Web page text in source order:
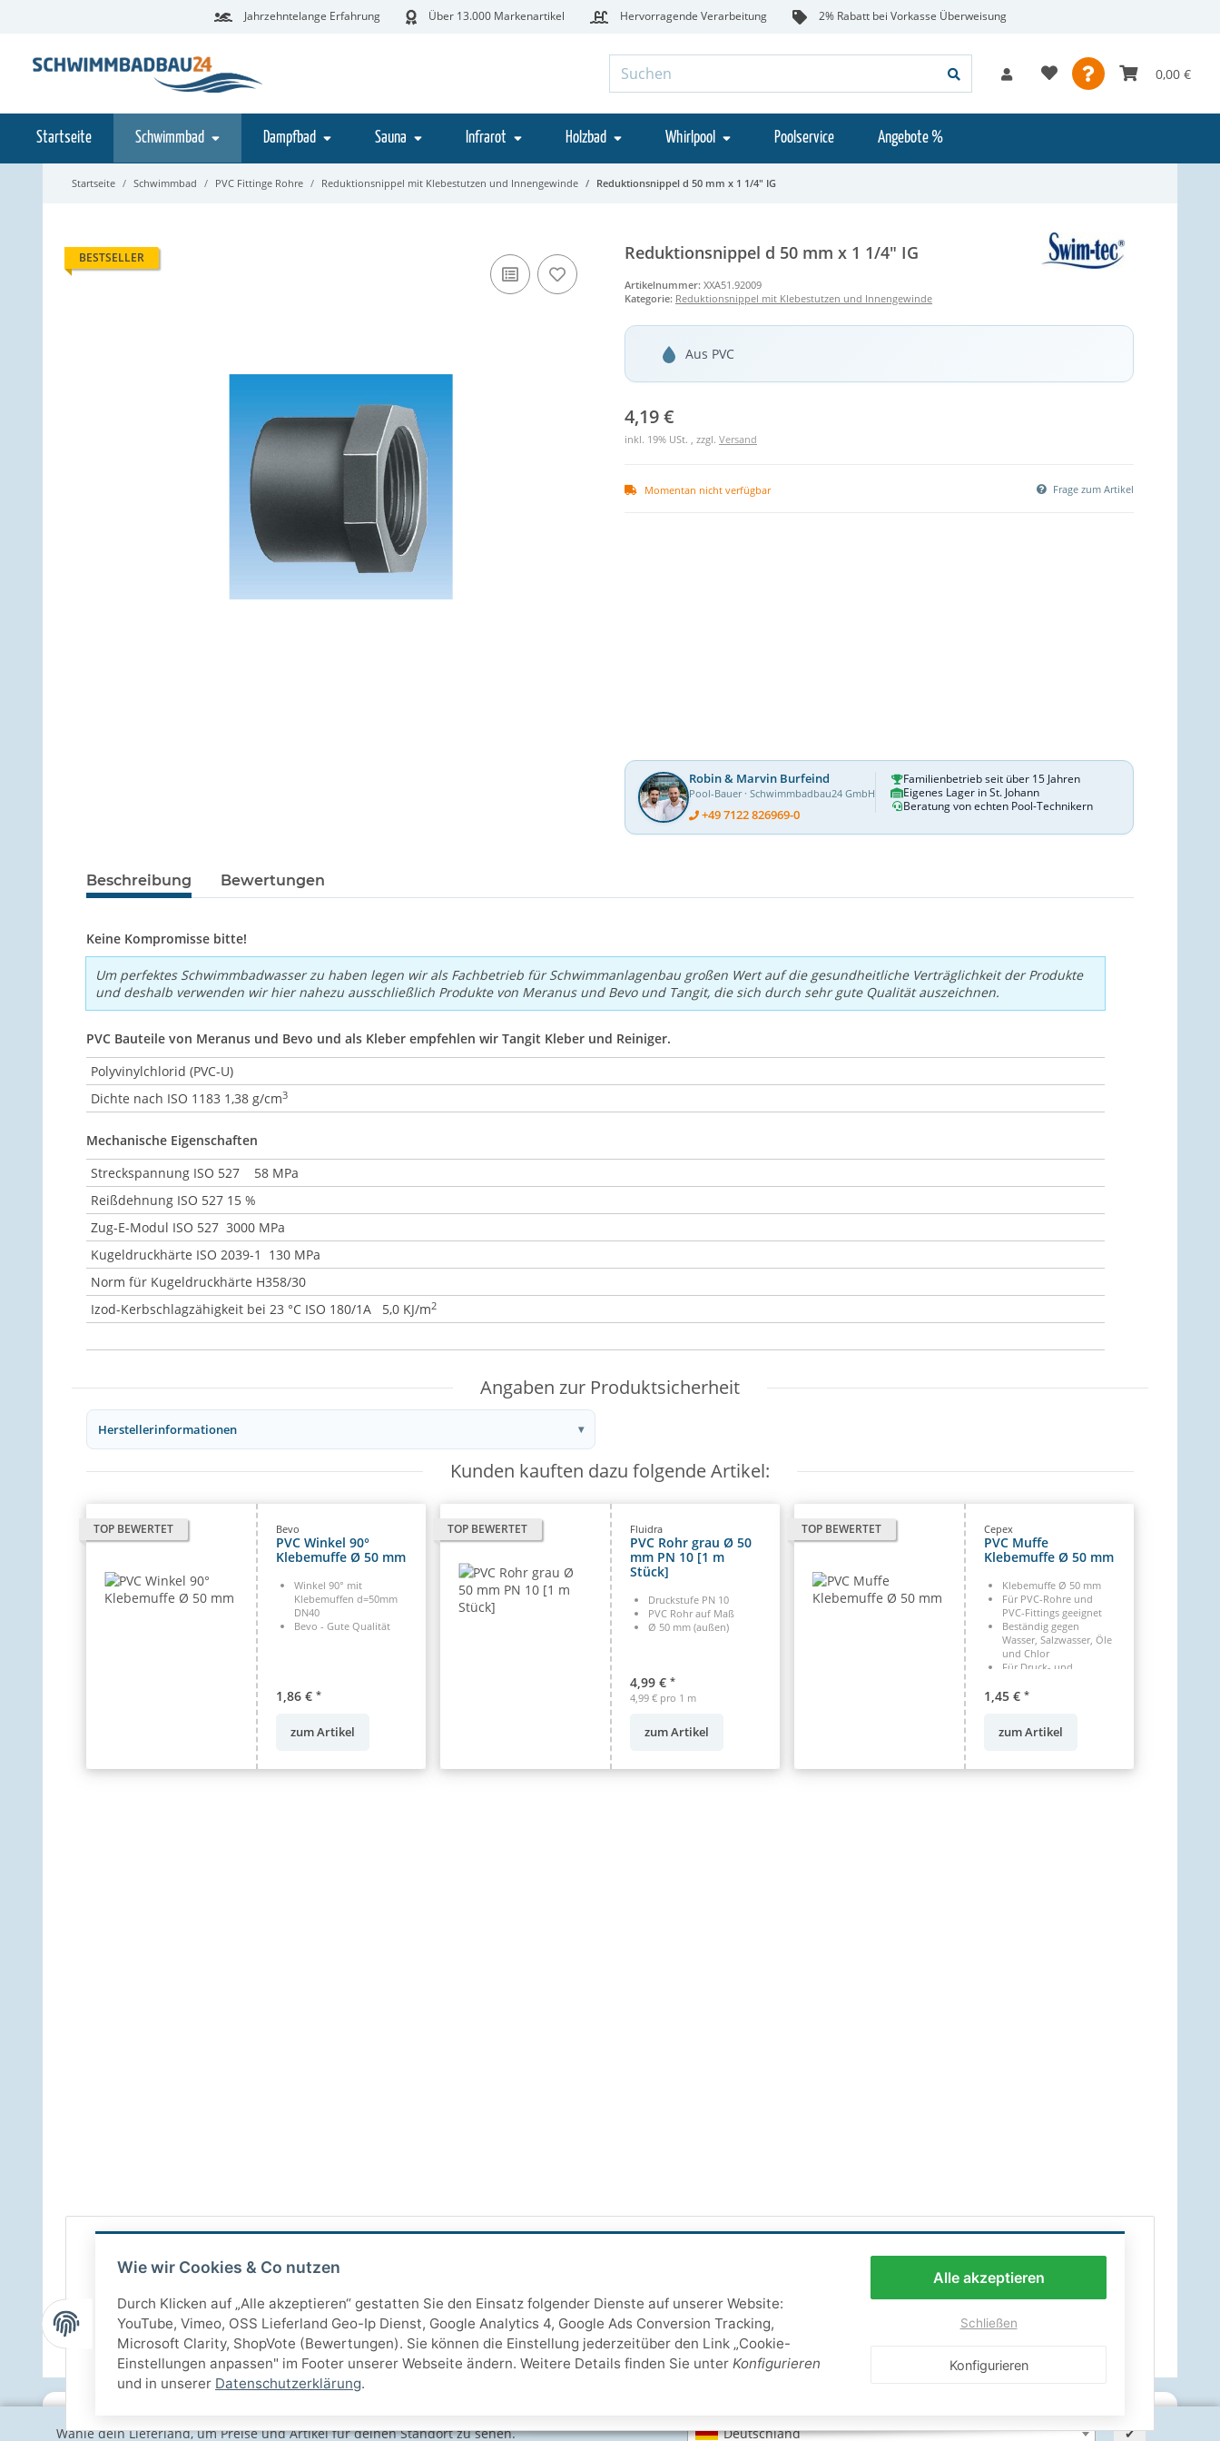
Wähle dein Lieferland, um Preise und Artikel für deinen Standort zu sehen. Deutschland ✔
Jahrzehntelange Erfahrung Über 13.000 Markenartikel Hervorragende Verarbeitung 2% Rabatt bei Vorkasse Überweisung
0,00 €
Startseite Schwimmbad Dampfbad Sauna Infrarot Holzbad Whirlpool Poolservice Angebote %
Startseite Schwimmbad PVC Fittinge Rohre Reduktionsnippel mit Klebestutzen und Innengewinde Reduktionsnippel d 50 mm x 1 1/4" IG
BESTSELLER Reduktionsnippel d 50 mm x 1 1/4" IG
Artikelnummer: XXA51.92009
Kategorie: Reduktionsnippel mit Klebestutzen und Innengewinde
Aus PVC
4,19 €
inkl. 19% USt. , zzgl. Versand
Momentan nicht verfügbar Frage zum Artikel
Robin & Marvin Burfeind
Pool-Bauer · Schwimmbadbau24 GmbH
+49 7122 826969-0
Familienbetrieb seit über 15 Jahren
Eigenes Lager in St. Johann
Beratung von echten Pool-Technikern
Beschreibung Bewertungen
Keine Kompromisse bitte!
Um perfektes Schwimmbadwasser zu haben legen wir als Fachbetrieb für Schwimmanlagenbau großen Wert auf die gesundheitliche Verträglichkeit der Produkte
und deshalb verwenden wir hier nahezu ausschließlich Produkte von Meranus und Bevo und Tangit, die sich durch sehr gute Qualität auszeichnen.
PVC Bauteile von Meranus und Bevo und als Kleber empfehlen wir Tangit Kleber und Reiniger.
Polyvinylchlorid (PVC-U)
Dichte nach ISO 1183 1,38 g/cm3
Mechanische Eigenschaften
Streckspannung ISO 527 58 MPa
Reißdehnung ISO 527 15 %
Zug-E-Modul ISO 527 3000 MPa
Kugeldruckhärte ISO 2039-1 130 MPa
Norm für Kugeldruckhärte H358/30
Izod-Kerbschlagzähigkeit bei 23 °C ISO 180/1A 5,0 KJ/m2
Angaben zur Produktsicherheit
Herstellerinformationen
Kunden kauften dazu folgende Artikel:
TOP BEWERTET Bevo
PVC Winkel 90°
Klebemuffe Ø 50 mm
Winkel 90° mit
Klebemuffen d=50mm
DN40
Bevo - Gute Qualität
1,86 €*
zum Artikel
TOP BEWERTET Fluidra
PVC Rohr grau Ø 50
mm PN 10 [1 m
Stück]
Druckstufe PN 10
PVC Rohr auf Maß
Ø 50 mm (außen)
4,99 € *
4,99 € pro 1 m
zum Artikel
TOP BEWERTET Cepex
PVC Muffe
Klebemuffe Ø 50 mm
Klebemuffe Ø 50 mm
Für PVC-Rohre und
PVC-Fittings geeignet
Beständig gegen
Wasser, Salzwasser, Öle
und Chlor
Für Druck- und
verwendbar
1,45 € *
zum Artikel
Wie wir Cookies & Co nutzen
Durch Klicken auf „Alle akzeptieren“ gestatten Sie den Einsatz folgender Dienste auf unserer Website:
YouTube, Vimeo, OSS Lieferland Geo-Ip Dienst, Google Analytics 4, Google Ads Conversion Tracking,
Microsoft Clarity, ShopVote (Bewertungen). Sie können die Einstellung jederzeitüber den Link „Cookie-
Einstellungen anpassen" im Footer unserer Webseite ändern. Weitere Details finden Sie unter Konfigurieren
und in unserer Datenschutzerklärung.
Alle akzeptieren
Schließen
Konfigurieren